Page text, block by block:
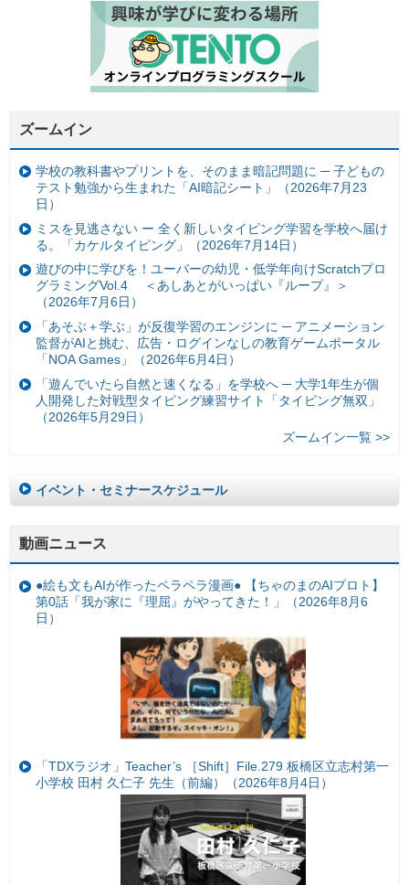
ズームイン
学校の教科書やプリントを、そのまま暗記問題に ─ 子どもの
テスト勉強から生まれた「AI暗記シート」（2026年7月23
日）
ミスを見逃さない ー 全く新しいタイピング学習を学校へ届け
る。「カケルタイピング」（2026年7月14日）
遊びの中に学びを！ユーバーの幼児・低学年向けScratchプロ
グラミングVol.4 ＜あしあとがいっぱい『ループ』＞
（2026年7月6日）
「あそぶ＋学ぶ」が反復学習のエンジンに ─ アニメーション
監督がAIと挑む、広告・ログインなしの教育ゲームポータル
「NOA Games」（2026年6月4日）
「遊んでいたら自然と速くなる」を学校へ ─ 大学1年生が個
人開発した対戦型タイピング練習サイト「タイピング無双」
（2026年5月29日）
ズームイン一覧 >>
イベント・セミナースケジュール
動画ニュース
●絵も文もAIが作ったペラペラ漫画● 【ちゃのまのAIプロト】
第0話「我が家に『理屈』がやってきた！」（2026年8月6
日）
「TDXラジオ」Teacher’s ［Shift］File.279 板橋区立志村第一
小学校 田村 久仁子 先生（前編）（2026年8月4日）